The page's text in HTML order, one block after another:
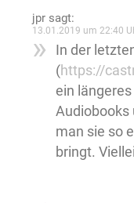
jpr sagt:
13.01.2019 um 22:40
In der
(https://
ein
Audiobooks
man sie so
bringt.